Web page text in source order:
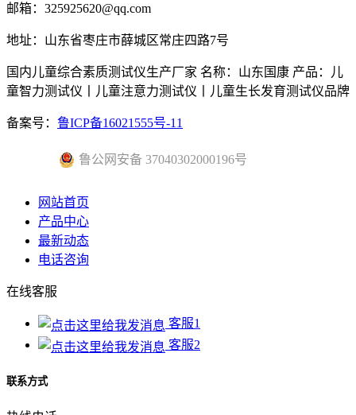
邮箱：325925620@qq.com
地址：山东省枣庄市薛城区常庄四路7号
国内儿童综合素质测试仪生产厂家 名称：山东国康 产品：儿
童智力测试仪丨儿童注意力测试仪丨儿童生长发育测试仪品牌
备案号： 鲁ICP备16021555号-11
鲁公网安备 37040302000196号
网站首页
产品中心
最新动态
电话咨询
在线客服
客服1
客服2
联系方式